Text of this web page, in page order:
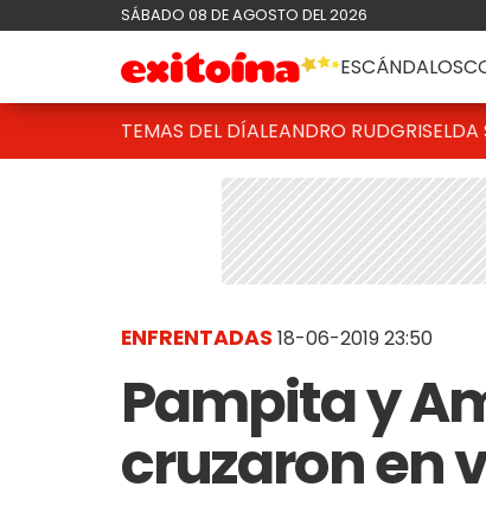
SÁBADO 08 DE AGOSTO DEL 2026
ESCÁNDALOS
TEMAS DEL DÍALEANDRO RUDGRISELDA
ENFRENTADAS 18-06-2019 23:50
Pampita y
cruzaron en